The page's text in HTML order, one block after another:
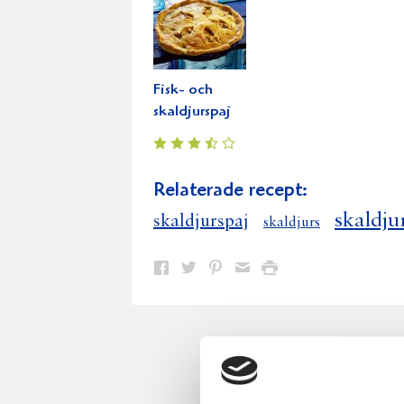
Fisk- och
skaldjurspaj
Relaterade recept:
skaldjurspaj skaldjurs
Dela Dela Dela DelaSkriv